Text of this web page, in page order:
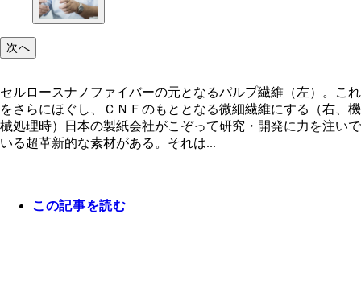
次へ
セルロースナノファイバーの元となるパルプ繊維（左）。これ
をさらにほぐし、ＣＮＦのもととなる微細繊維にする（右、機
械処理時）日本の製紙会社がこぞって研究・開発に力を注いで
いる超革新的な素材がある。それは...
この記事を読む